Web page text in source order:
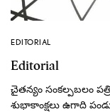
EDITORIAL
Editorial
చైతన్యం సంకల్పబలం
శుభాకాంక్షలు ఉగాది